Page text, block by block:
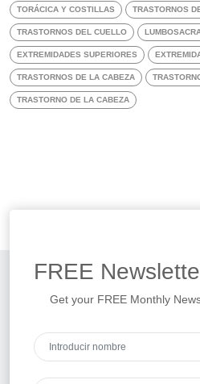
TORÁCICA Y COSTILLAS TRASTORNOS
TRASTORNOS DEL CUELLO
EXTREMIDADES SUPERIORES
TRASTORNOS DE LA CABEZA
TRASTORNO DE LA CABEZA
FREE
Get your FREE Monthly